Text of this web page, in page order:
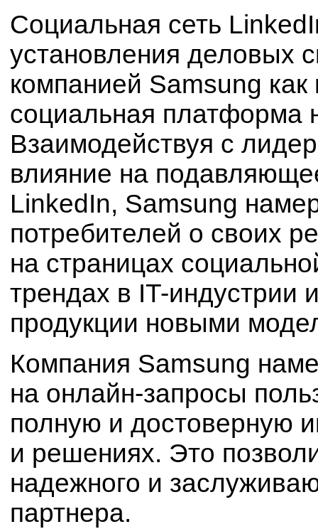
Социальная сеть
установления деловых
компанией Samsung
социальная платформа
Взаимодействуя с
влияние на
LinkedIn, Samsung
потребителей о своих
на страницах
трендах в IT-индустрии
продукции новыми
Компания Samsung
на онлайн-запросы
полную и достоверную
и решениях. Это
надежного и
партнера.